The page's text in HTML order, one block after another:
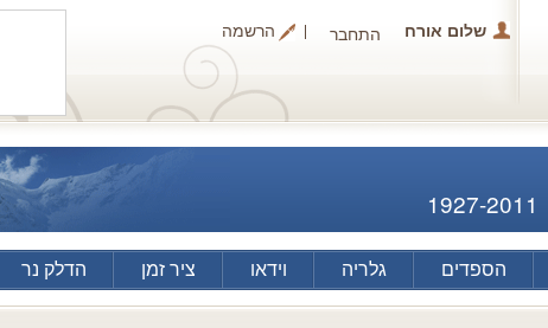
שלום אורח התחבר הרשמה
1927-2011
הספדים גלריה וידאו ציר זמן הדלק נר